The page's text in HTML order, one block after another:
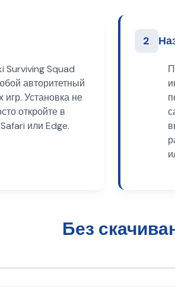
Surviving Squad
авторитетный
игр. Установка не
откройте в
или Edge.
2
Без